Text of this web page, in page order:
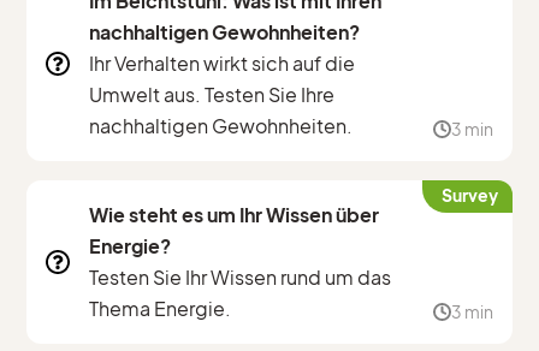
nachhaltigen Gewohnheiten?
Ihr Verhalten wirkt sich auf die
Umwelt aus. Testen Sie Ihre
nachhaltigen Gewohnheiten.
3 min
Survey
Wie steht es um Ihr Wissen über
Energie?
Testen Sie Ihr Wissen rund um das
Thema Energie.
3 min